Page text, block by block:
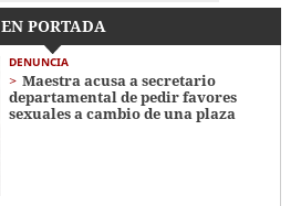
EN PORTADA
DENUNCIA
Maestra acusa a secretario
departamental de pedir favores
sexuales a cambio de una plaza